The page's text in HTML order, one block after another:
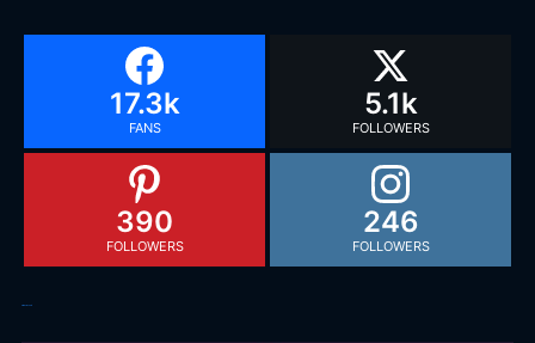
17.3k
FANS
5.1k
FOLLOWERS
390
FOLLOWERS
246
FOLLOWERS